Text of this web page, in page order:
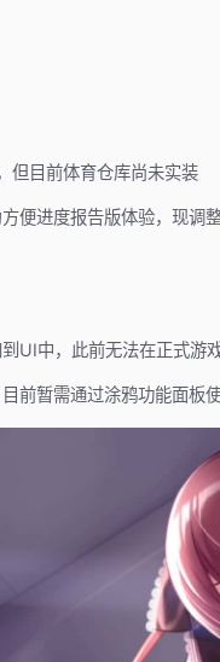
但目前体育仓库尚未实装
便进度报告版体验，现调
UI中，此前无法在正式游
前暂需通过涂鸦功能面板